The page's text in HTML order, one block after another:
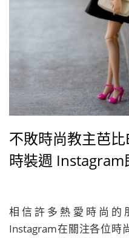
不敗時尚教主芭
時裝週 Instagram
相信許多熱愛時尚的
Instagram在關注各位時